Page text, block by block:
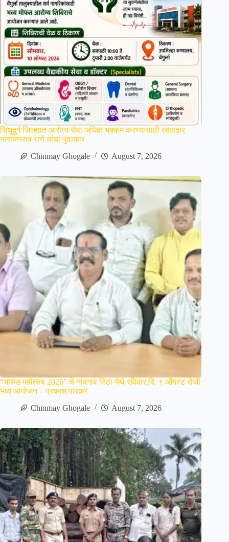
सिंधुदुर्ग जिल्ह्यात आरोग्य सेवा अधिक भक्कम करण्यासाठी खासदार
नारायणराव राणे यांचा पुढाकार
Chinmay Ghogale
August 7, 2026
“भारुड महोत्सव 2026″ चे नांदगाव तिठा येथे रविवार,दि. ९ ऑगस्ट रोजी
भव्य आयोजन – प्रकाश पारकर
Chinmay Ghogale
August 7, 2026